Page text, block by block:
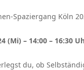
(Mi) – 14:00 – 16:30
du, ob